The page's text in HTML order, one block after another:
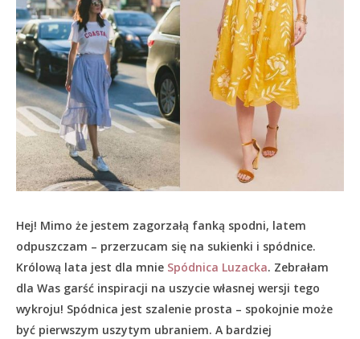
Hej! Mimo że jestem zagorzałą fanką spodni, latem
odpuszczam – przerzucam się na sukienki i spódnice.
Królową lata jest dla mnie Spódnica Luzacka. Zebrałam
dla Was garść inspiracji na uszycie własnej wersji tego
wykroju! Spódnica jest szalenie prosta – spokojnie może
być pierwszym uszytym ubraniem. A bardziej